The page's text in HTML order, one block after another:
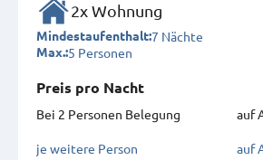
2x Wohnung
Mindestaufenthalt:7 Nächte
Max.:5 Personen
Preis pro Nacht
Bei 2 Personen Belegung
auf
je weitere Person auf